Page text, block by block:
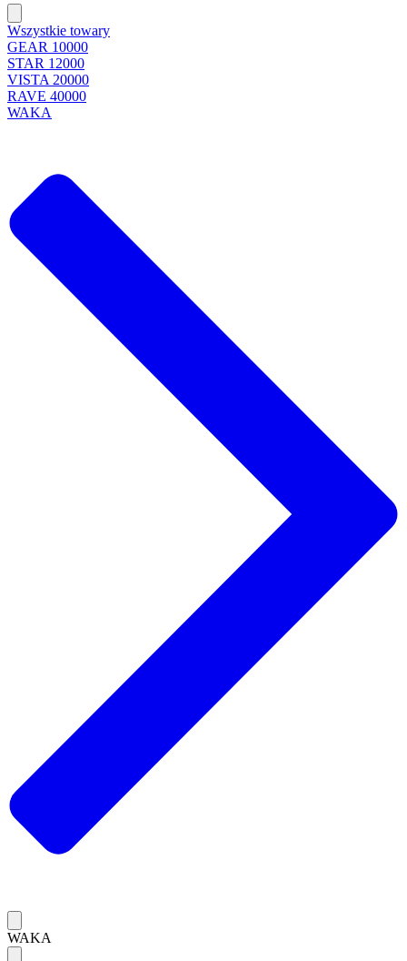
Wszystkie towary
GEAR 10000
STAR 12000
VISTA 20000
RAVE 40000
WAKA
WAKA